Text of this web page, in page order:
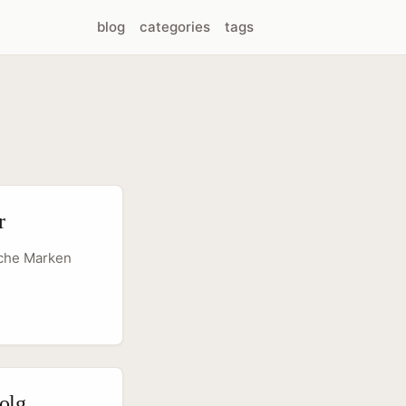
blog categories tags
Marken
wenn du